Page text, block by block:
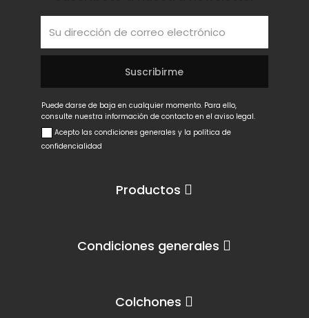
Productos
Condiciones generales
Colchones
Puede darse de baja en cualquier momento. Para ello,
consulte nuestra información de contacto en el aviso legal.
Acepto las condiciones generales y la política de
confidencialidad